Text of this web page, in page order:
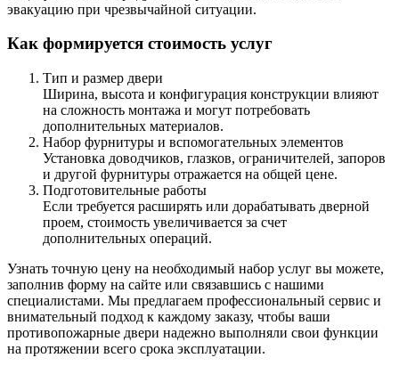
эвакуацию при чрезвычайной ситуации.
Как формируется стоимость услуг
Тип и размер двери
Ширина, высота и конфигурация конструкции влияют
на сложность монтажа и могут потребовать
дополнительных материалов.
Набор фурнитуры и вспомогательных элементов
Установка доводчиков, глазков, ограничителей, запоров
и другой фурнитуры отражается на общей цене.
Подготовительные работы
Если требуется расширять или дорабатывать дверной
проем, стоимость увеличивается за счет
дополнительных операций.
Узнать точную цену на необходимый набор услуг вы можете,
заполнив форму на сайте или связавшись с нашими
специалистами. Мы предлагаем профессиональный сервис и
внимательный подход к каждому заказу, чтобы ваши
противопожарные двери надежно выполняли свои функции
на протяжении всего срока эксплуатации.